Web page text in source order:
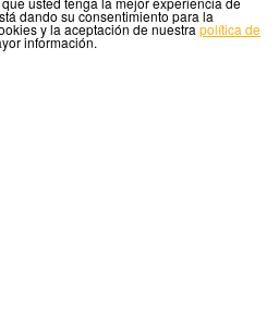
dando su consentimiento para la
y la aceptación de nuestra política de
información.